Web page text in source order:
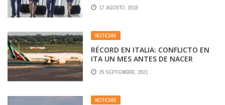
17 AGOSTO, 2019
NOTICIAS
RÉCORD EN ITALIA: CONFLICTO EN
ITA UN MES ANTES DE NACER
25 SEPTIEMBRE, 2021
NOTICIAS